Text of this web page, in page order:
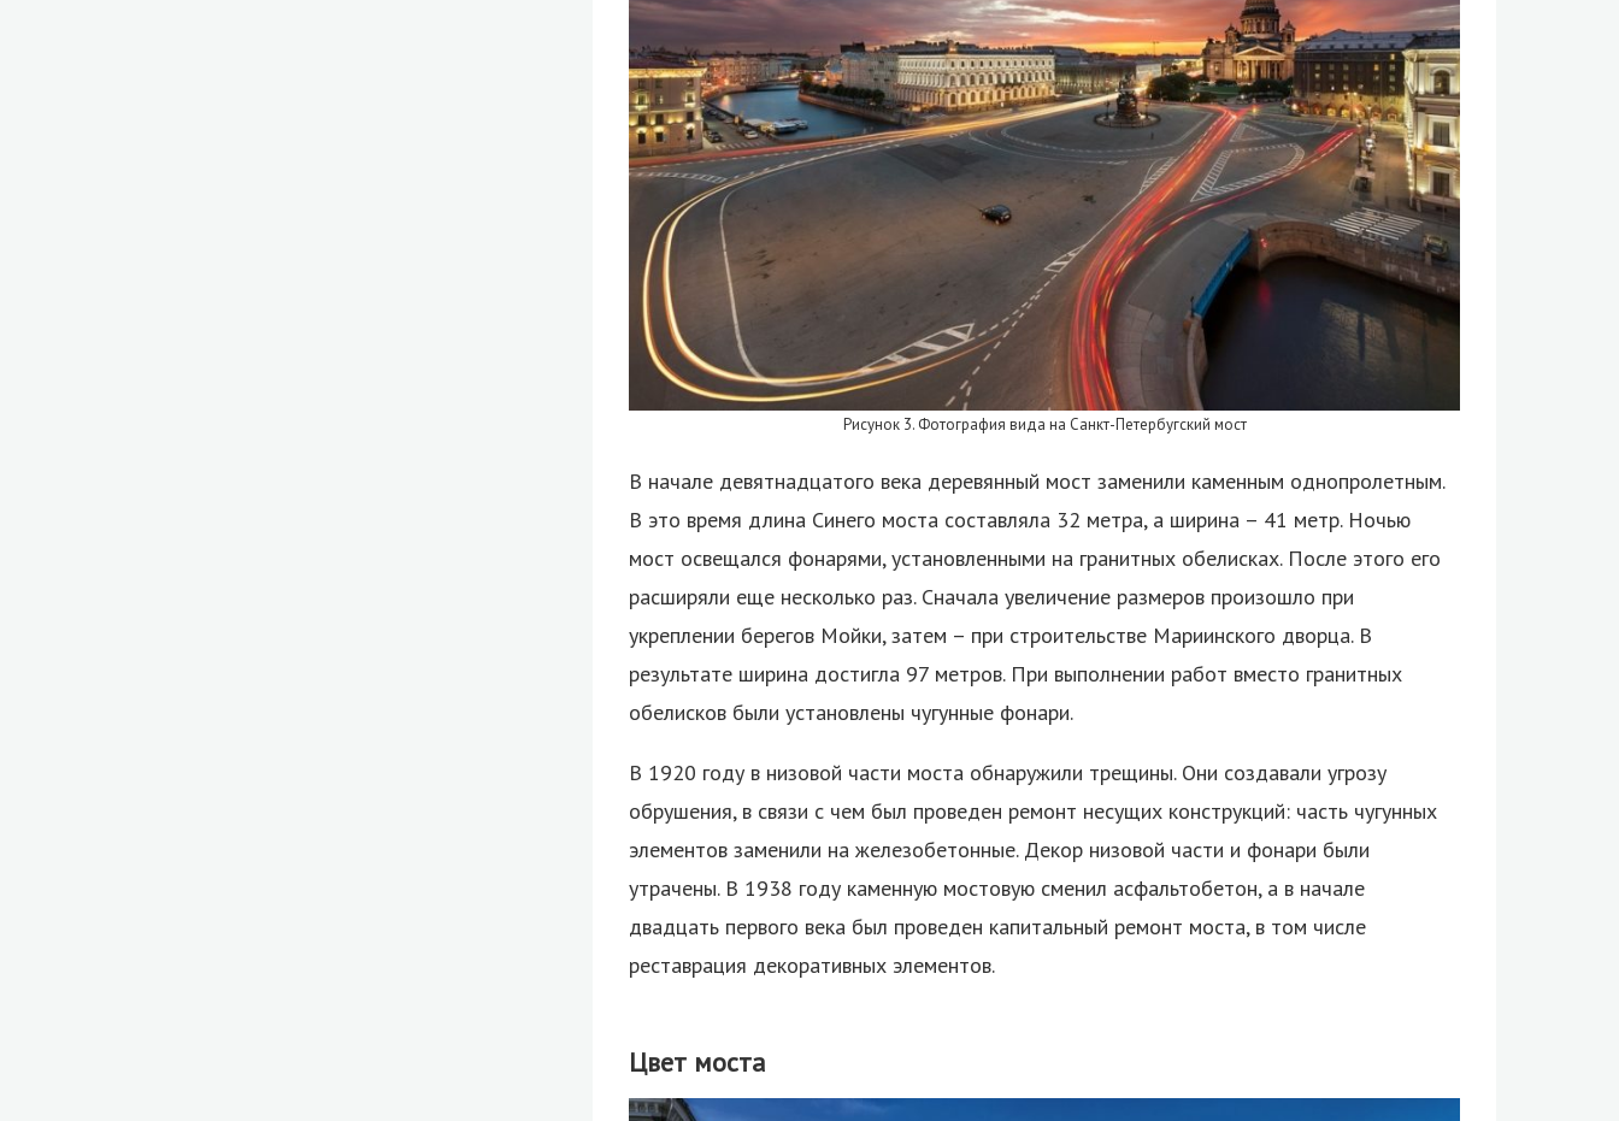
Рисунок 3. Фотография вида на Санкт-Петербугский мост
В начале девятнадцатого века деревянный мост заменили каменным однопролетным.
В это время длина Синего моста составляла 32 метра, а ширина – 41 метр. Ночью
мост освещался фонарями, установленными на гранитных обелисках. После этого его
расширяли еще несколько раз. Сначала увеличение размеров произошло при
укреплении берегов Мойки, затем – при строительстве Мариинского дворца. В
результате ширина достигла 97 метров. При выполнении работ вместо гранитных
обелисков были установлены чугунные фонари.
В 1920 году в низовой части моста обнаружили трещины. Они создавали угрозу
обрушения, в связи с чем был проведен ремонт несущих конструкций: часть чугунных
элементов заменили на железобетонные. Декор низовой части и фонари были
утрачены. В 1938 году каменную мостовую сменил асфальтобетон, а в начале
двадцать первого века был проведен капитальный ремонт моста, в том числе
реставрация декоративных элементов.
Цвет моста